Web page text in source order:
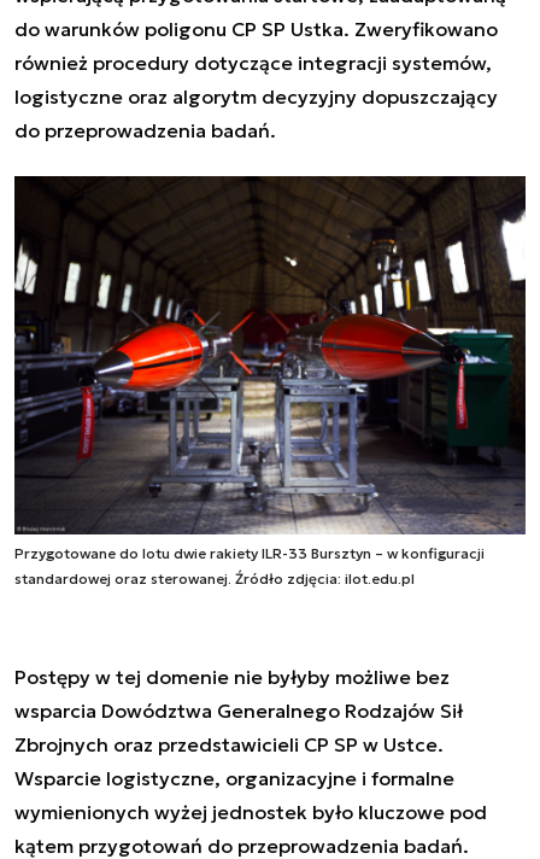
do warunków poligonu CP SP Ustka. Zweryfikowano
również procedury dotyczące integracji systemów,
logistyczne oraz algorytm decyzyjny dopuszczający
do przeprowadzenia badań.
Przygotowane do lotu dwie rakiety ILR-33 Bursztyn – w konfiguracji
standardowej oraz sterowanej. Źródło zdjęcia: ilot.edu.pl
Postępy w tej domenie nie byłyby możliwe bez
wsparcia Dowództwa Generalnego Rodzajów Sił
Zbrojnych oraz przedstawicieli CP SP w Ustce.
Wsparcie logistyczne, organizacyjne i formalne
wymienionych wyżej jednostek było kluczowe pod
kątem przygotowań do przeprowadzenia badań.